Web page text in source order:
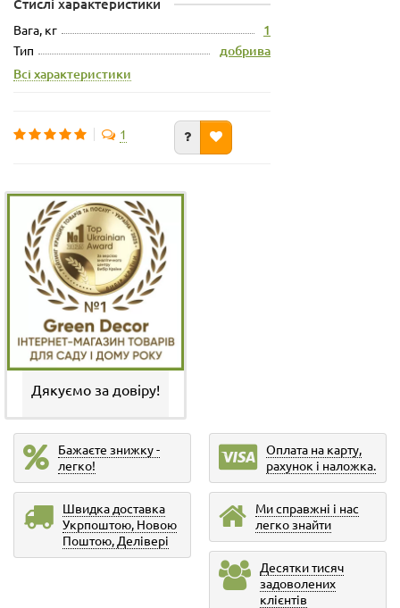
Вага, кг 1
Тип
добрива
Всі характеристики
1
Дякуємо за довіру!
Бажаєте знижку -
легко!
Оплата на карту,
рахунок і наложка.
Швидка доставка
Укрпоштою, Новою
Поштою, Делівері
Ми справжні і нас
легко знайти
Десятки тисяч
задоволених
клієнтів